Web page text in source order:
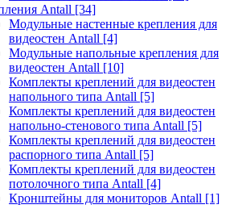
Antall [34]
Модульные настенные крепления для
видеостен Antall [4]
Модульные напольные крепления для
видеостен Antall [10]
Комплекты креплений для видеостен
напольного типа Antall [5]
Комплекты креплений для видеостен
напольно-стенового типа Antall [5]
Комплекты креплений для видеостен
распорного типа Antall [5]
Комплекты креплений для видеостен
потолочного типа Antall [4]
Кронштейны для мониторов Antall [1]